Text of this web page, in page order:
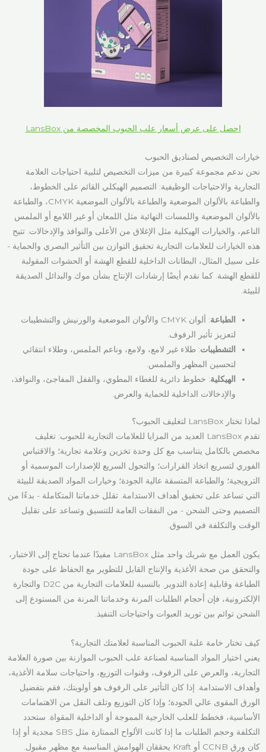
احصل على عرض أسعار علب الحبوب المخصصة من LansBox
خيارات التخصيص لصناديق الحبوب
نحن ندعم مجموعة كبيرة من ميزات التخصيص لتلبية احتياجات العلامة
التجارية والاحتياجات الوظيفية: التصميم الهيكلي القائم على الخطوط،
والطباعة بالألوان الموضعية والطباعة بالألوان الموضعية CMYK، والطباعة
بالألوان الموضعية واللمسات النهائية مثل اللمعان أو غير اللامع أو الملمس
الناعم، والخيارات الهيكلية مثل الإغلاق من الأعلى والنوافذ والإدخالات. تتيح
هذه الخيارات للعلامات التجارية تحقيق التوازن بين التأثير البصري والحماية -
على سبيل المثال، البطانات الداخلية للقطع الهشة أو الحشوات المقولبة
للقطع الهشة. كما نقدم أيضًا إرشادات الإنتاج بشأن موك والبدائل الصديقة
للبيئة.
الطباعة
: ألوان CMYK والألوان الموضعية والورنيش والتشطيبات
لتعزيز تأثير الرفوف.
التشطيبات: طلاء غير لامع، ولامع، وناعم الملمس، وطلاء انتقائي
لتحسين المظهر والملمس.
الهيكلية: خطوط دائرية للغطاء المطوي، والقفل المفاجئ، والنوافذ،
والإدخالات الداخلية للحماية والعرض.
لماذا تختار LansBox لتغليف الحبوب؟
تقدم LansBox العديد من المزايا للعلامات التجارية للحبوب: تغليف
مخصص بالكامل يتناسب مع كل وحدة تخزين وعلامة تجارية؛ والاقتباس
الفوري لتسريع اتخاذ القرارات؛ والتحول السريع للإصدارات الموسمية أو
الترويجية؛ والطباعة المتسقة عالية الجودة؛ وخيارات المواد الصديقة للبيئة
التي تساعد على تحقيق أهداف الاستدامة. تقلل خدماتنا المتكاملة - بدءًا من
التصميم وحتى الشحن - من النفقات العامة للتنسيق وتساعد على تقليل
الوقت والتكلفة في السوق.
يكون العمل مع شريك واحد مثل LansBox مفيدًا عندما تحتاج إلى الاختبار،
والتحقق من صحة الأغذية والإنتاج القابل للتطوير مع الحفاظ على جودة
الطباعة وقابلية إعادة التدوير. بالنسبة للعلامات التجارية من D2C والتجارة
الإلكترونية، فإن أحجام الطلبات المرنة وخدماتنا المرنة من المستودع إلى
الشحن توائم بين توريد العبوات واحتياجات التنفيذ.
كيف تختار خامة علبة الحبوب المناسبة لعلامتك التجارية؟
يعني اختيار المواد المناسبة لصناعة علب الحبوب الموازنة بين صورة العلامة
التجارية، والعرض على الرفوف، وقنوات التوزيع، واحتياجات سلامة الأغذية،
وأهداف الاستدامة. إذا كان التأثير على الرفوف هو أولويتك، فقم بتفضيل
الورق المقوى عالي الجودة؛ وإذا كان التوزيع وتلف النقل من الاهتمامات
الأساسية، فخطط للعلب الخارجية المموجة أو الداخلية المقواة. ستحدد
التكلفة وحجم الطلبات ما إذا كانت الألواح الممتازة مثل SBS مجدية أو إذا
كان ورق CCNB أو Kraft يحققان الهوامش المناسبة مع مظهر مقبول.